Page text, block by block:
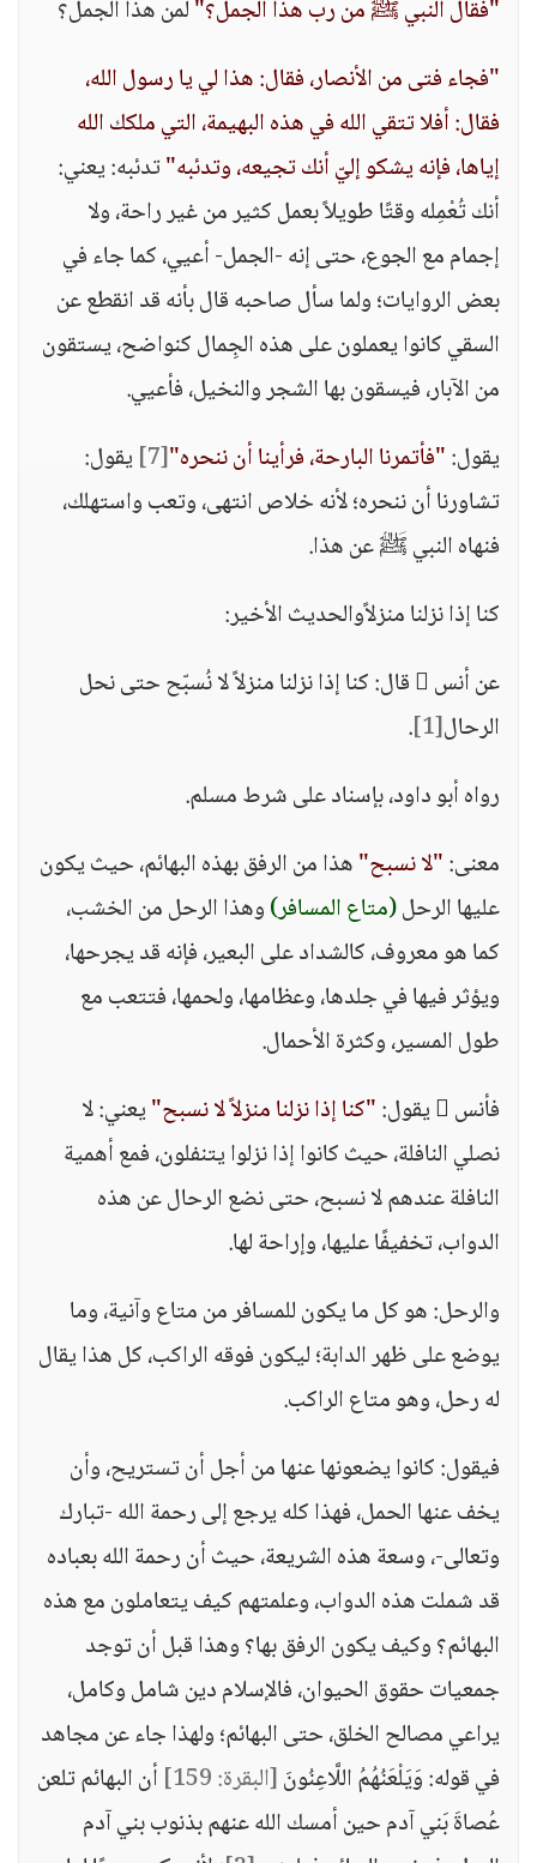
"فقال النبي ﷺ من رب هذا الجمل؟"لمن هذا الجمل؟
"فجاء فتى من الأنصار، فقال: هذا لي يا رسول الله،
فقال: أفلا تتقي الله في هذه البهيمة، التي ملكك الله
إياها، فإنه يشكو إليّ أنك تجيعه، وتدئبه"تدئبه: يعني:
أنك تُعْمِله وقتًا طويلاً بعمل كثير من غير راحة، ولا
إجمام مع الجوع، حتى إنه -الجمل- أعيي، كما جاء في
بعض الروايات؛ ولما سأل صاحبه قال بأنه قد انقطع عن
السقي كانوا يعملون على هذه الجِمال كنواضح، يستقون
من الآبار، فيسقون بها الشجر والنخيل، فأعيي.
يقول:"فأتمرنا البارحة، فرأينا أن ننحره"[7]
يقول:
تشاورنا أن ننحره؛ لأنه خلاص انتهى، وتعب واستهلك،
فنهاه النبي ﷺ عن هذا.
كنا إذا نزلنا منزلاًوالحديث الأخير:
عن أنس  قال: كنا إذا نزلنا منزلاً لا نُسبّح حتى نحل
الرحال[1]
.
رواه أبو داود، بإسناد على شرط مسلم.
معنى:"لا نسبح"هذا من الرفق بهذه البهائم، حيث يكون
عليها الرحل(متاع المسافر)وهذا الرحل من الخشب،
كما هو معروف، كالشداد على البعير، فإنه قد يجرحها،
ويؤثر فيها في جلدها، وعظامها، ولحمها، فتتعب مع
طول المسير، وكثرة الأحمال.
فأنس  يقول:
"كنا إذا نزلنا منزلاً لا نسبح"يعني: لا
نصلي النافلة، حيث كانوا إذا نزلوا يتنفلون، فمع أهمية
النافلة عندهم لا نسبح، حتى نضع الرحال عن هذه
الدواب، تخفيفًا عليها، وإراحة لها.
والرحل: هو كل ما يكون للمسافر من متاع وآنية، وما
يوضع على ظهر الدابة؛ ليكون فوقه الراكب، كل هذا يقال
له رحل، وهو متاع الراكب.
فيقول: كانوا يضعونها عنها من أجل أن تستريح، وأن
يخف عنها الحمل، فهذا كله يرجع إلى رحمة الله -تبارك
وتعالى-، وسعة هذه الشريعة، حيث أن رحمة الله بعباده
قد شملت هذه الدواب، وعلمتهم كيف يتعاملون مع هذه
البهائم؟ وكيف يكون الرفق بها؟ وهذا قبل أن توجد
جمعيات حقوق الحيوان، فالإسلام دين شامل وكامل،
يراعي مصالح الخلق، حتى البهائم؛ ولهذا جاء عن مجاهد
في قوله: وَيَلْعَنُهُمُ اللَّاعِنُونَ[البقرة: 159]
أن البهائم تلعن
عُصاةَ بَني آدم حين أمسك الله عنهم بذنوب بني آدم